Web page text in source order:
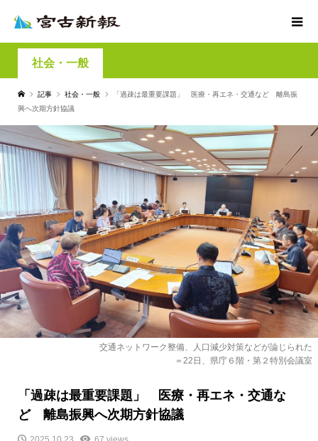
社会・一般
記事 社会・一般
「過疎は最重要課題」 医療・再エネ・交通など 離島振
興へ次期方針協議
交通ネットワーク整備、人口減少対策などが論じられた
＝22日、県庁６階・第２特別会議室
「過疎は最重要課題」 医療・再エネ・交通な
ど 離島振興へ次期方針協議